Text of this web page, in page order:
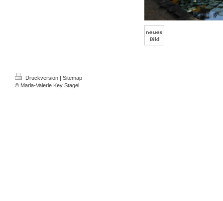
Druckversion | Sitemap
© Maria-Valerie Key Stagel